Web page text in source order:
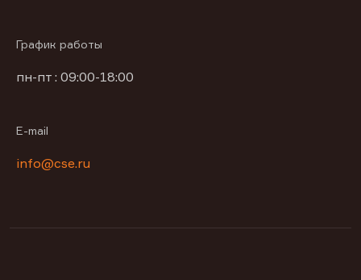
График работы
пн-пт : 09:00-18:00
E-mail
info@cse.ru